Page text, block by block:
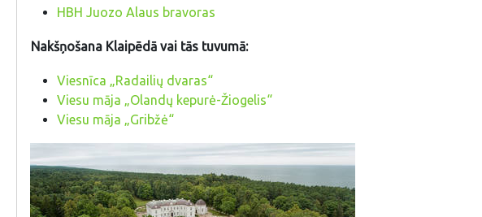
HBH Juozo Alaus bravoras
Nakšņošana Klaipēdā vai tās tuvumā:
Viesnīca „Radailių dvaras“
Viesu māja „Olandų kepurė-Žiogelis“
Viesu māja „Gribžė“